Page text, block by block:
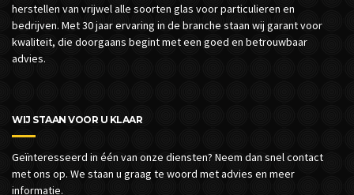
herstellen van vrijwel alle soorten glas voor particulieren en
bedrijven. Met 30 jaar ervaring in de branche staan wij garant voor
kwaliteit, die doorgaans begint met een goed en betrouwbaar
advies.
WIJ STAAN VOOR U KLAAR
Geïnteresseerd in één van onze diensten? Neem dan snel contact
met ons op. We staan u graag te woord met advies en meer
informatie.